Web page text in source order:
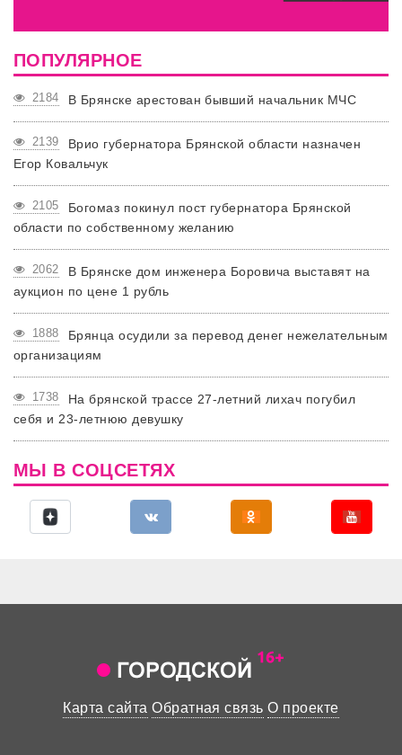
ПОПУЛЯРНОЕ
2184 В Брянске арестован бывший начальник МЧС
2139
Врио губернатора Брянской области назначен
Егор Ковальчук
2105
Богомаз покинул пост губернатора Брянской
области по собственному желанию
2062
В Брянске дом инженера Боровича выставят на
аукцион по цене 1 рубль
1888
Брянца осудили за перевод денег нежелательным
организациям
1738
На брянской трассе 27-летний лихач погубил
себя и 23-летнюю девушку
МЫ В СОЦСЕТЯХ
Карта сайта Обратная связь О проекте